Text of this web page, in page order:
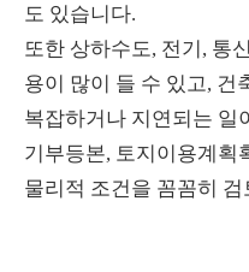
도 있습니다.
또한 상하수도, 전기, 통
용이 많이 들 수 있고, 건
복잡하거나 지연되는 일
기부등본, 토지이용계획
물리적 조건을 꼼꼼히